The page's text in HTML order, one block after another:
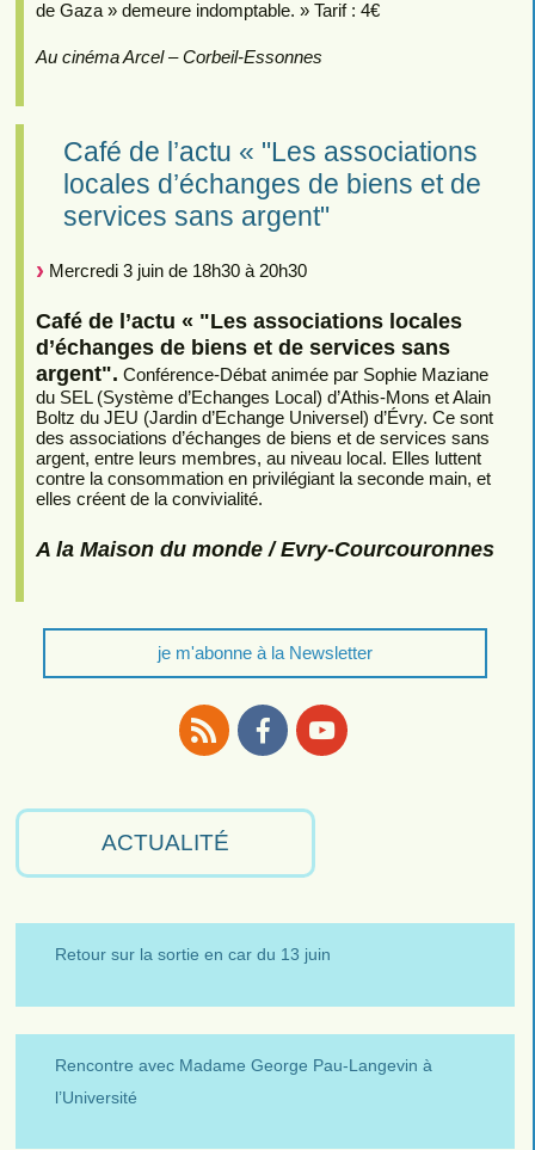
de Gaza » demeure indomptable. » Tarif : 4€
Au cinéma Arcel – Corbeil-Essonnes
Café de l’actu « "Les associations
locales d’échanges de biens et de
services sans argent"
Mercredi 3 juin de 18h30 à 20h30
Café de l’actu « "Les associations locales
d’échanges de biens et de services sans
argent". Conférence-Débat animée par Sophie Maziane
du SEL (Système d’Echanges Local) d’Athis-Mons et Alain
Boltz du JEU (Jardin d’Echange Universel) d’Évry. Ce sont
des associations d’échanges de biens et de services sans
argent, entre leurs membres, au niveau local. Elles luttent
contre la consommation en privilégiant la seconde main, et
elles créent de la convivialité.
A la Maison du monde / Evry-Courcouronnes
je m'abonne à la Newsletter
ACTUALITÉ
Retour sur la sortie en car du 13 juin
Rencontre avec Madame George Pau-Langevin à
l’Université